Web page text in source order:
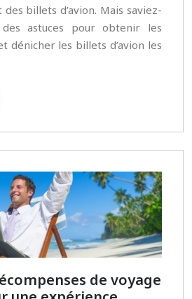
des billets d’avion. Mais saviez-
astuces pour obtenir les
dénicher les billets d’avion les
de voyage